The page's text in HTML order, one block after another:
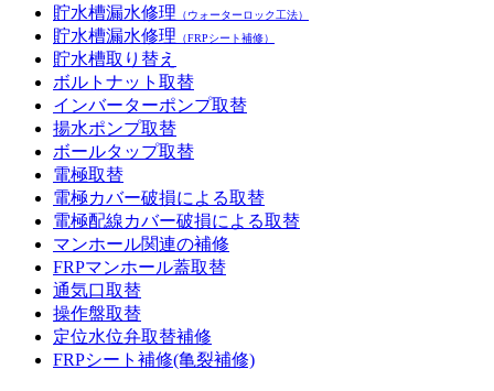
貯水槽漏水修理 （ウォーターロック工法）
貯水槽漏水修理 （FRPシート補修）
貯水槽取り替え
ボルトナット取替
インバーターポンプ取替
揚水ポンプ取替
ボールタップ取替
電極取替
電極カバー破損による取替
電極配線カバー破損による取替
マンホール関連の補修
FRPマンホール蓋取替
通気口取替
操作盤取替
定位水位弁取替補修
FRPシート補修(亀裂補修)